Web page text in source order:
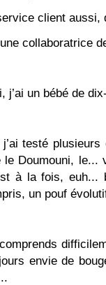
client aussi,
collaboratrice
j’ai un bébé de
testé
le Doumouni, le...
à la fois, euh...
un pouf
envie de